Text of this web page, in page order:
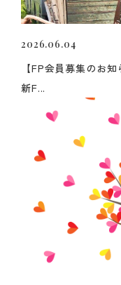
2026.06.04
【FP会員募集のお
新F...